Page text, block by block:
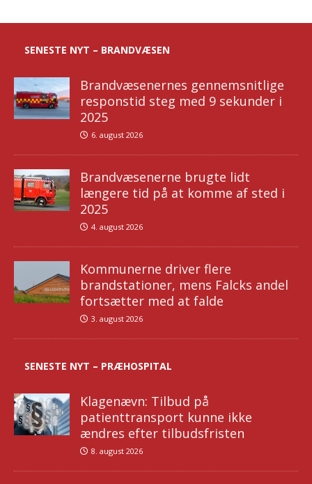
SENESTE NYT – BRANDVÆSEN
Brandvæsenernes gennemsnitlige
responstid steg med 9 sekunder i
2025
6. august 2026
Brandvæsenerne brugte lidt
længere tid på at komme af sted i
2025
4. august 2026
Kommunerne driver flere
brandstationer, mens Falcks andel
fortsætter med at falde
3. august 2026
SENESTE NYT – PRÆHOSPITAL
Klagenævn: Tilbud på
patienttransport kunne ikke
ændres efter tilbudsfristen
8. august 2026